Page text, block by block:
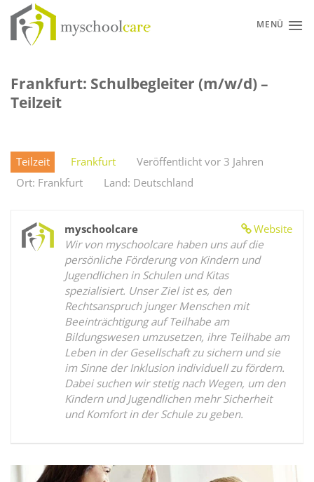
Zum
Inhalt
springen
MENÜ
Frankfurt: Schulbegleiter (m/w/d) –
Teilzeit
Teilzeit Frankfurt
Veröffentlicht vor 3 Jahren
Ort: Frankfurt
Land: Deutschland
Website
myschoolcare
Wir von myschoolcare haben uns auf die
persönliche Förderung von Kindern und
Jugendlichen in Schulen und Kitas
spezialisiert. Unser Ziel ist es, den
Rechtsanspruch junger Menschen mit
Beeinträchtigung auf Teilhabe am
Bildungswesen umzusetzen, ihre Teilhabe am
Leben in der Gesellschaft zu sichern und sie
im Sinne der Inklusion individuell zu fördern.
Dabei suchen wir stetig nach Wegen, um den
Kindern und Jugendlichen mehr Sicherheit
und Komfort in der Schule zu geben.